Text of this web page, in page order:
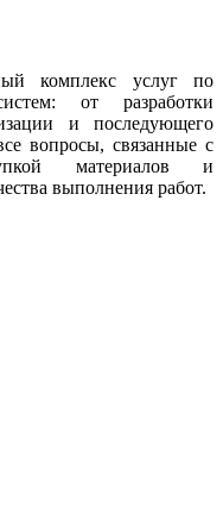
комплекс услуг по
от разработки
и последующего
вопросы, связанные с
материалов и
выполнения работ.